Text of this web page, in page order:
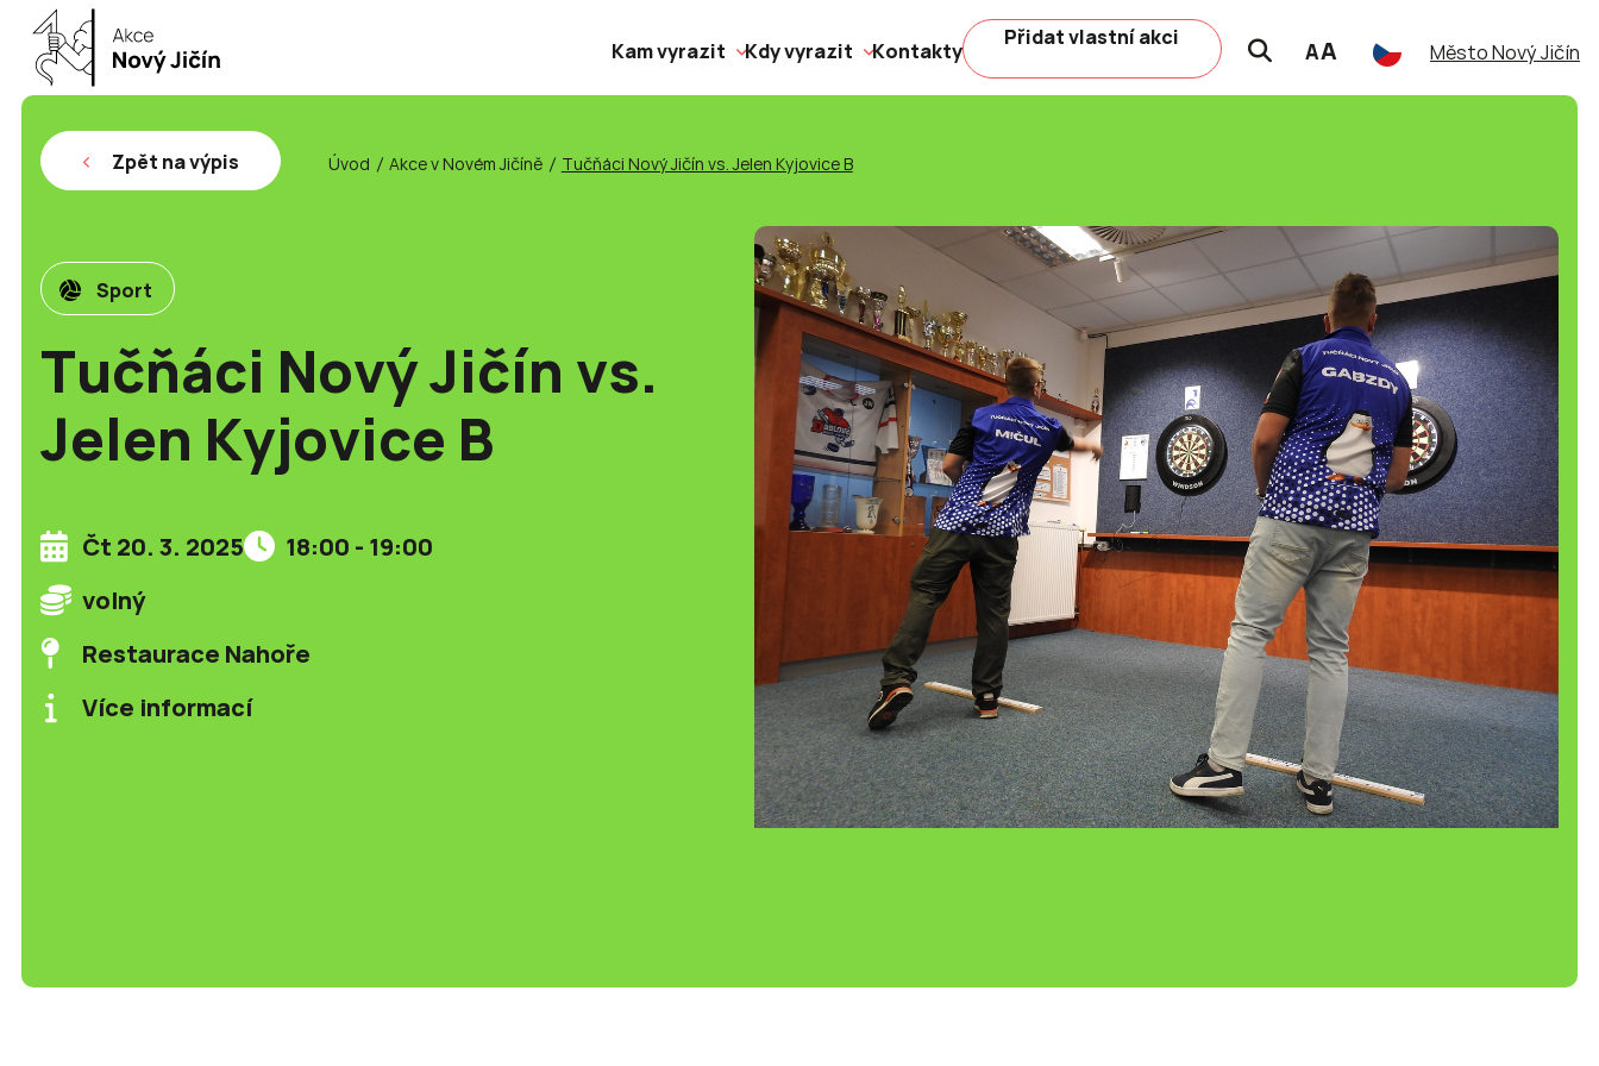
Kam vyrazit Kdy vyrazit Kontakty
Přidat vlastní akci
AA Město Nový Jičín
Zpět na výpis Úvod Akce v Novém Jičíně Tučňáci Nový Jičín vs. Jelen Kyjovice B
Sport
Tučňáci Nový Jičín vs.
Jelen Kyjovice B
Čt 20. 3. 2025
18:00 - 19:00
volný
Restaurace Nahoře
Více informací